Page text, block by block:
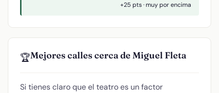
+25 pts · muy por encima
🏆Mejores calles cerca de Miguel Fleta
Si tienes claro que el teatro es un factor